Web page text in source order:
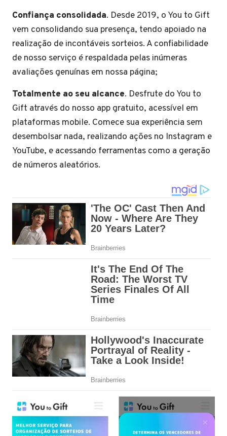
Confiança consolidada. Desde 2019, o You to Gift
vem consolidando sua presença, tendo apoiado na
realização de incontáveis sorteios. A confiabilidade
de nosso serviço é respaldada pelas inúmeras
avaliações genuínas em nossa página;
Totalmente ao seu alcance. Desfrute do You to
Gift através do nosso app gratuito, acessível em
plataformas mobile. Comece sua experiência sem
desembolsar nada, realizando ações no Instagram e
YouTube, e acessando ferramentas como a geração
de números aleatórios.